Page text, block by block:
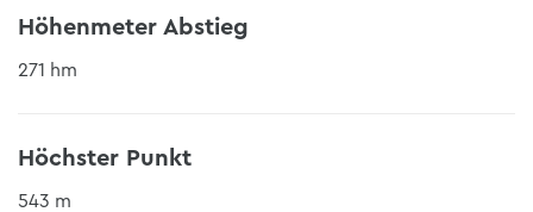
Höhenmeter Abstieg
271 hm
Höchster Punkt
543 m